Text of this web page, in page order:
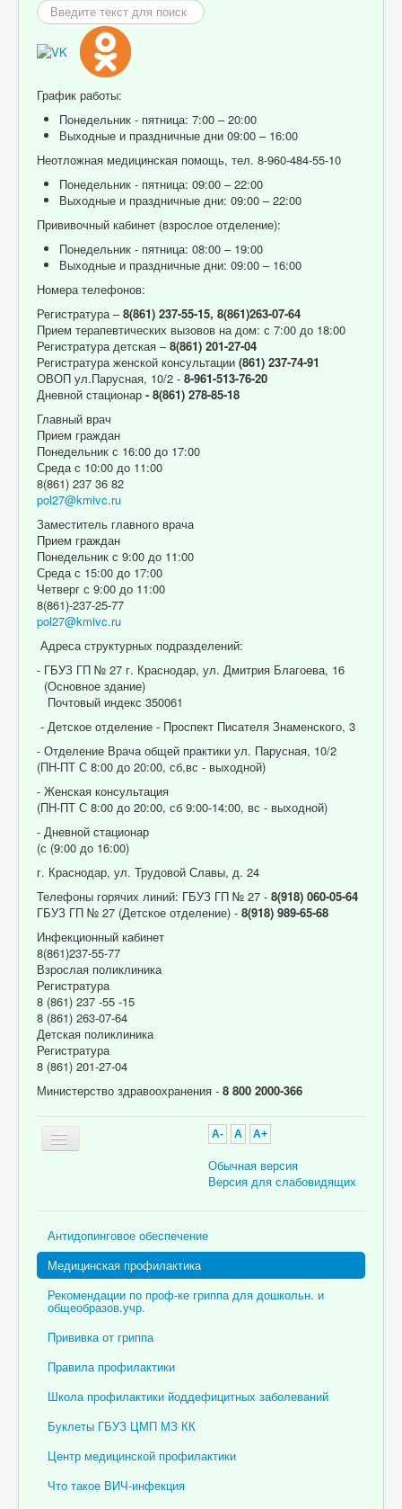
Искать...
График работы:
Понедельник - пятница: 7:00 – 20:00
Выходные и праздничные дни 09:00 – 16:00
Неотложная медицинская помощь, тел. 8-960-484-55-10
Понедельник - пятница: 09:00 – 22:00
Выходные и праздничные дни: 09:00 – 22:00
Прививочный кабинет (взрослое отделение):
Понедельник - пятница: 08:00 – 19:00
Выходные и праздничные дни: 09:00 – 16:00
Номера телефонов:
Регистратура –8(861) 237-55-15, 8(861)263-07-64
Прием терапевтических вызовов на дом: с 7:00 до 18:00
Регистратура детская –8(861) 201-27-04
Регистратура женской консультации (861) 237-74-91
ОВОП ул.Парусная, 10/2 - 8-961-513-76-20
Дневной стационар - 8(861) 278-85-18
Главный врач
Прием граждан
Понедельник с 16:00 до 17:00
Среда с 10:00 до 11:00
8(861) 237 36 82
pol27@kmivc.ru
Заместитель главного врача
Прием граждан
Понедельник с 9:00 до 11:00
Среда с 15:00 до 17:00
Четверг с 9:00 до 11:00
8(861)-237-25-77
pol27@kmivc.ru
Адреса структурных подразделений:
- ГБУЗ ГП № 27 г. Краснодар, ул. Дмитрия Благоева, 16
(Основное здание)
Почтовый индекс 350061
- Детское отделение - Проспект Писателя Знаменского, 3
- Отделение Врача общей практики ул. Парусная, 10/2
(ПН-ПТ С 8:00 до 20:00, сб,вс - выходной)
- Женская консультация
(ПН-ПТ С 8:00 до 20:00, сб 9:00-14:00, вс - выходной)
- Дневной стационар
(с (9:00 до 16:00)
г. Краснодар, ул. Трудовой Славы, д. 24
Телефоны горячих линий: ГБУЗ ГП № 27 - 8(918) 060-05-64
ГБУЗ ГП № 27 (Детское отделение) - 8(918) 989-65-68
Инфекционный кабинет
8(861)237-55-77
Взрослая поликлиника
Регистратура
8 (861) 237 -55 -15
8 (861) 263-07-64
Детская поликлиника
Регистратура
8 (861) 201-27-04
Министерство здравоохранения - 8 800 2000-366
A- A A+
Обычная версия
Версия для слабовидящих
Об учреждении
Для пациента
Информация для специалистов
Медицинская профилактика
Врачи
Контролирующие органы
Лекарственное обеспечение
Документы
Антидопинговое обеспечение
Медицинская профилактика
Рекомендации по проф-ке гриппа для дошкольн. и
общеобразов.учр.
Прививка от гриппа
Правила профилактики
Школа профилактики йоддефицитных заболеваний
Буклеты ГБУЗ ЦМП МЗ КК
Центр медицинской профилактики
Что такое ВИЧ-инфекция